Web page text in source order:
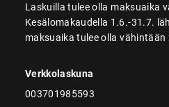
Laskuilla tulee olla maksuaika
Kesälomakaudella 1.6.-31.7.
maksuaika tulee olla vähintään
Verkkolaskuna
003701985593